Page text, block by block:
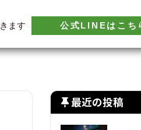
ます 公式LINEはこち
最近の投稿